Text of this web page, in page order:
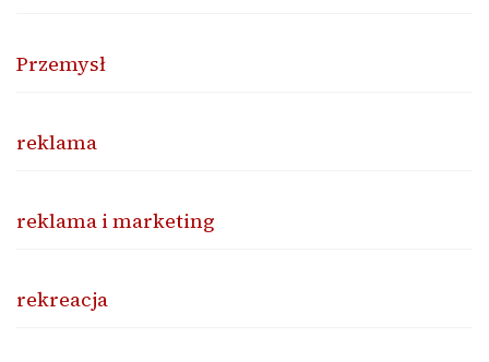
Przemysł
reklama
reklama i marketing
rekreacja